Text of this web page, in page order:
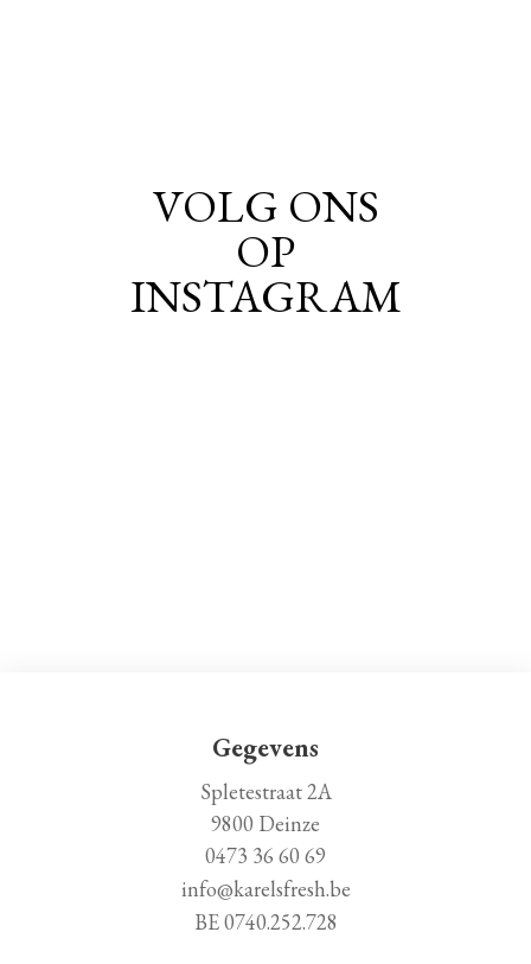
VOLG ONS
OP
INSTAGRAM
Gegevens
Spletestraat 2A
9800 Deinze
0473 36 60 69
info@karelsfresh.be
BE 0740.252.728